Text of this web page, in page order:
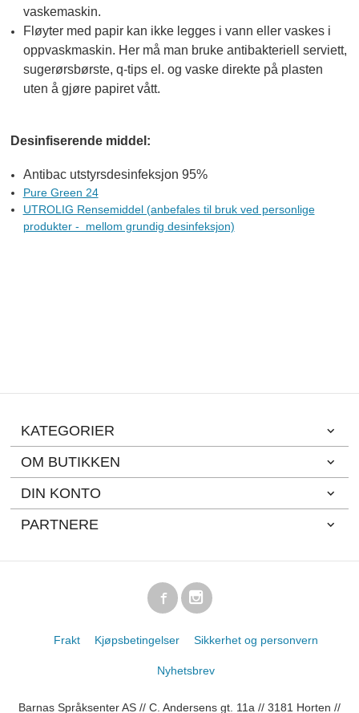
vaskemaskin.
Fløyter med papir kan ikke legges i vann eller vaskes i
oppvaskmaskin. Her må man bruke antibakteriell serviett,
sugerørsbørste, q-tips el. og vaske direkte på plasten
uten å gjøre papiret vått.
Desinfiserende middel:
Antibac utstyrsdesinfeksjon 95%
Pure Green 24
UTROLIG Rensemiddel (anbefales til bruk ved personlige
produkter - mellom grundig desinfeksjon)
KATEGORIER
OM BUTIKKEN
DIN KONTO
PARTNERE
Frakt Kjøpsbetingelser Sikkerhet og personvern
Nyhetsbrev
Barnas Språksenter AS // C. Andersens gt. 11a // 3181 Horten //